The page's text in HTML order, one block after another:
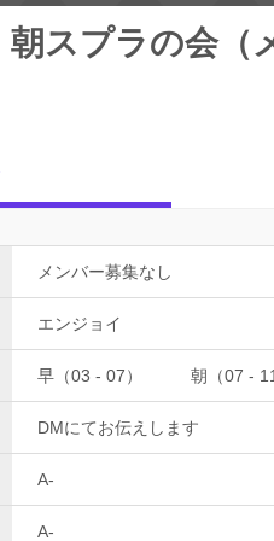
朝スプラの会（
メンバー募集なし
エンジョイ
早（03 - 07） 朝（07 - 11
DMにてお伝えします
A-
A-